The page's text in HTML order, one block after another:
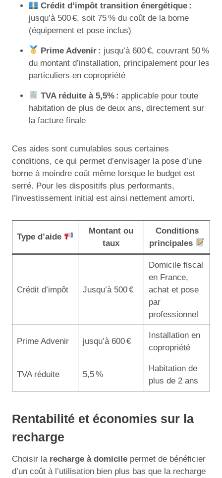
Crédit d’impôt transition énergétique :
jusqu’à 500 €, soit 75 % du coût de la borne
(équipement et pose inclus)
Prime Advenir : jusqu’à 600 €, couvrant 50 %
du montant d’installation, principalement pour les
particuliers en copropriété
TVA réduite à 5,5% : applicable pour toute
habitation de plus de deux ans, directement sur
la facture finale
Ces aides sont cumulables sous certaines
conditions, ce qui permet d’envisager la pose d’une
borne à moindre coût même lorsque le budget est
serré. Pour les dispositifs plus performants,
l’investissement initial est ainsi nettement amorti.
Type d’aide
Montant ou
taux
Conditions
principales
Crédit d’impôt Jusqu’à 500 €
Domicile fiscal
en France,
achat et pose
par
professionnel
Prime Advenir jusqu’à 600 €
Installation en
copropriété
TVA réduite 5,5 %
Habitation de
plus de 2 ans
Rentabilité et économies sur la
recharge
Choisir la recharge à domicile permet de bénéficier
d’un coût à l’utilisation bien plus bas que la recharge